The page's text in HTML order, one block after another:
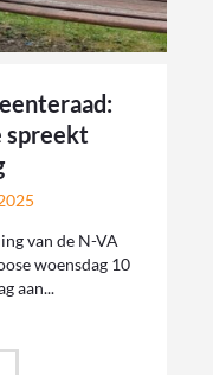
spreekt
van de N-VA
woensdag 10
aan...